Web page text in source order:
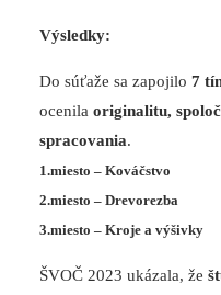
Výsledky:
Do súťaže sa zapojilo 7
ocenila originalitu,
spracovania.
1.miesto – Kováčstvo
2.miesto – Drevorezba
3.miesto – Kroje a výšivky
ŠVOČ 2023 ukázala, že